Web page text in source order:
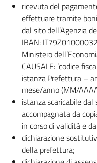
ricevuta del
effettuare tramite
dal sito dell’Agenzia
IBAN:
Ministero
CAUSALE: ‘codice
istanza Prefettura –
mese/anno (MM/
istanza scaricabile
accompagnata da
in corso di validità e
dichiarazione
della prefettura;